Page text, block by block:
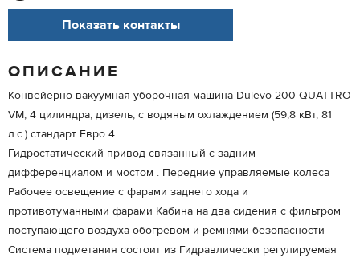
Показать контакты
ОПИСАНИЕ
Конвейерно-вакуумная уборочная машина Dulevo 200 QUATTRO
VM, 4 цилиндра, дизель, с водяным охлаждением (59,8 кВт, 81
л.с.) стандарт Евро 4
Гидростатический привод связанный с задним
дифференциалом и мостом . Передние управляемые колеса
Рабочее освещение с фарами заднего хода и
противотуманными фарами Кабина на два сидения с фильтром
поступающего воздуха обогревом и ремнями безопасности
Система подметания состоит из Гидравлически регулируемая